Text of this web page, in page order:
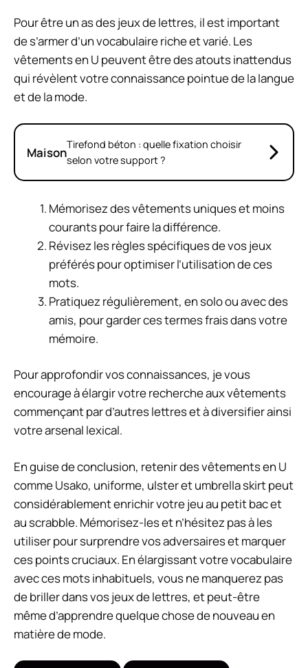
Pour être un as des jeux de lettres, il est important
de s’armer d’un vocabulaire riche et varié. Les
vêtements en U peuvent être des atouts inattendus
qui révèlent votre connaissance pointue de la langue
et de la mode.
MaisonTirefond béton : quelle fixation choisir
selon votre support ?
Mémorisez des vêtements uniques et moins
courants pour faire la différence.
Révisez les règles spécifiques de vos jeux
préférés pour optimiser l’utilisation de ces
mots.
Pratiquez régulièrement, en solo ou avec des
amis, pour garder ces termes frais dans votre
mémoire.
Pour approfondir vos connaissances, je vous
encourage à élargir votre recherche aux vêtements
commençant par d’autres lettres et à diversifier ainsi
votre arsenal lexical.
En guise de conclusion, retenir des vêtements en U
comme Usako, uniforme, ulster et umbrella skirt peut
considérablement enrichir votre jeu au petit bac et
au scrabble. Mémorisez-les et n’hésitez pas à les
utiliser pour surprendre vos adversaires et marquer
ces points cruciaux. En élargissant votre vocabulaire
avec ces mots inhabituels, vous ne manquerez pas
de briller dans vos jeux de lettres, et peut-être
même d’apprendre quelque chose de nouveau en
matière de mode.